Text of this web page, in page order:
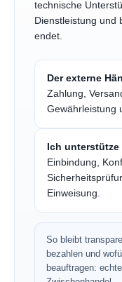
technische
Dienstleistung und
endet.
Der externe
Zahlung,
Gewährleistung
Ich
Einbindung,
Einweisung.
So bleibt
bezahlen und
beauftragen: